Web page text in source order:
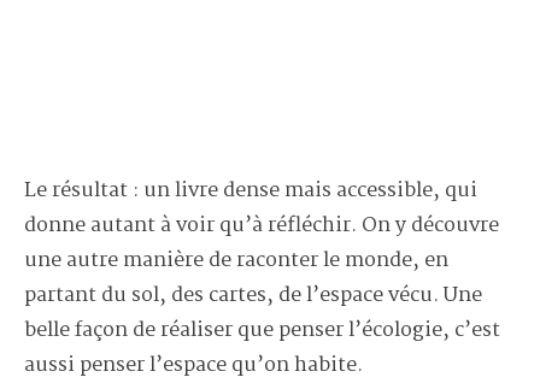
Le résultat : un livre dense mais accessible, qui
donne autant à voir qu’à réfléchir. On y découvre
une autre manière de raconter le monde, en
partant du sol, des cartes, de l’espace vécu. Une
belle façon de réaliser que penser l’écologie, c’est
aussi penser l’espace qu’on habite.